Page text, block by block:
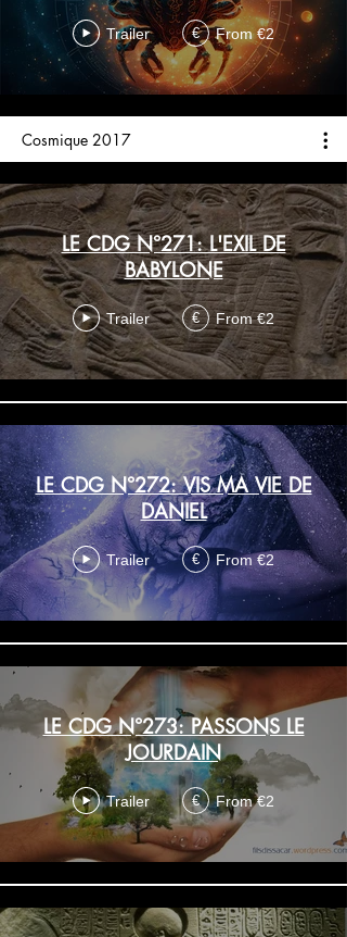
Trailer € From €2
Cosmique 2017
LE CDG N°271: L'EXIL DE
BABYLONE
Trailer € From €2
LE CDG N°272: VIS MA VIE DE
DANIEL
Trailer € From €2
LE CDG N°273: PASSONS LE
JOURDAIN
Trailer € From €2